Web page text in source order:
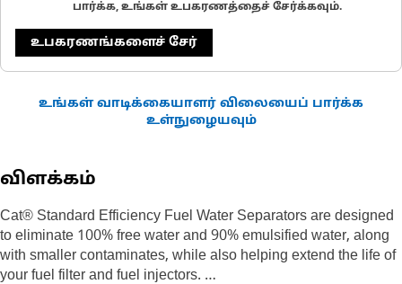
பார்க்க, உங்கள் உபகரணத்தைச் சேர்க்கவும்.
உபகரணங்களைச் சேர்
உங்கள் வாடிக்கையாளர் விலையைப் பார்க்க
உள்நுழையவும்
விளக்கம்
Cat® Standard Efficiency Fuel Water Separators are designed
to eliminate 100% free water and 90% emulsified water, along
with smaller contaminates, while also helping extend the life of
your fuel filter and fuel injectors.